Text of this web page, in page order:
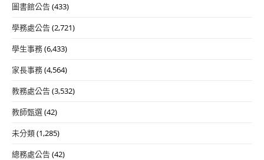
圖書館公告(433)
學務處公告(2,721)
學生事務(6,433)
家長事務(4,564)
教務處公告(3,532)
教師甄選(42)
未分類(1,285)
總務處公告(42)